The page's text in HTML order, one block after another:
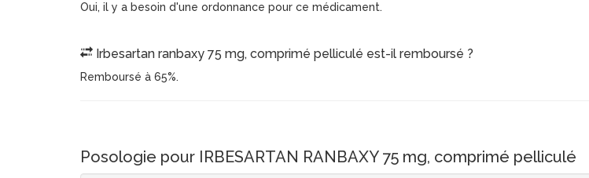
Oui, il y a besoin d'une ordonnance pour ce médicament.
Irbesartan ranbaxy 75 mg, comprimé pelliculé est-il remboursé ?
Remboursé à 65%.
Posologie pour IRBESARTAN RANBAXY 75 mg, comprimé pelliculé